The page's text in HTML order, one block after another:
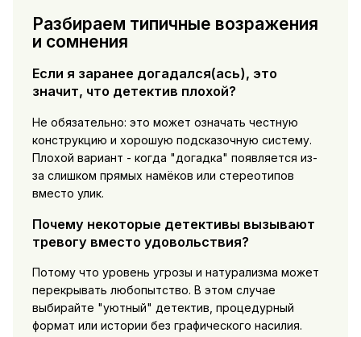
Разбираем типичные возражения
и сомнения
Если я заранее догадался(ась), это
значит, что детектив плохой?
Не обязательно: это может означать честную
конструкцию и хорошую подсказочную систему.
Плохой вариант - когда "догадка" появляется из-
за слишком прямых намёков или стереотипов
вместо улик.
Почему некоторые детективы вызывают
тревогу вместо удовольствия?
Потому что уровень угрозы и натурализма может
перекрывать любопытство. В этом случае
выбирайте "уютный" детектив, процедурный
формат или истории без графического насилия.